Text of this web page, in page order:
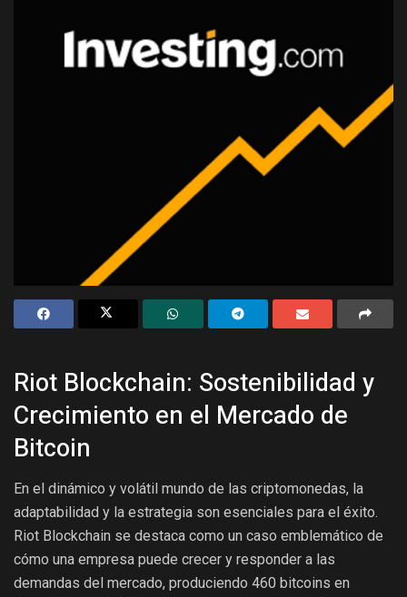
Riot Blockchain: Sostenibilidad y
Crecimiento en el Mercado de
Bitcoin
En el dinámico y volátil mundo de las criptomonedas, la
adaptabilidad y la estrategia son esenciales para el éxito.
Riot Blockchain se destaca como un caso emblemático de
cómo una empresa puede crecer y responder a las
demandas del mercado, produciendo 460 bitcoins en